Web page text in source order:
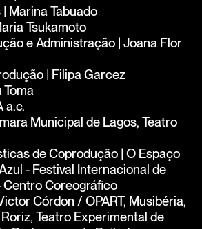
Marina Tabuado
Tsukamoto
e Administração | Joana Flor
| Filipa Garcez
a.c.
Municipal de Lagos, Teatro
de Coprodução | O Espaço
- Festival Internacional de
Centro Coreográfico
Córdon / OPART, Musibéria,
Teatro Experimental de